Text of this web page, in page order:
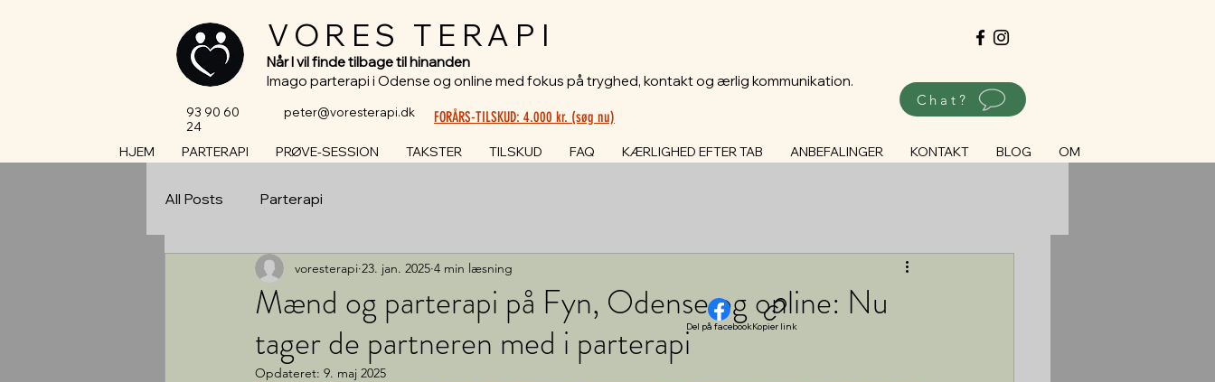
93 90 60
24
VORES TERAPI
Når I vil finde tilbage til hinanden
Imago parterapi i Odense og online med fokus på tryghed, kontakt og ærlig kommunikation.
peter@voresterapi.dk
Chat?
FORÅRS-TILSKUD: 4.000 kr. (søg nu)
HJEM PARTERAPI PRØVE-SESSION TAKSTER TILSKUD FAQ KÆRLIGHED EFTER TAB ANBEFALINGER KONTAKT BLOG OM
All Posts Parterapi
Mænd og parterapi på Fyn, Odense og online: Nu
tager de partneren med i parterapi
voresterapi 23. jan. 2025 4 min læsning
Opdateret: 9. maj 2025
Del på facebookKopier link